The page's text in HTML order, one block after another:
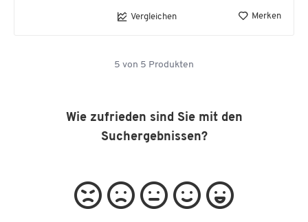
Vergleichen Merken
5 von 5 Produkten
Wie zufrieden sind Sie mit den
Suchergebnissen?